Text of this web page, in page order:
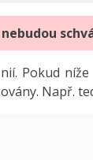
Pokud
Např.